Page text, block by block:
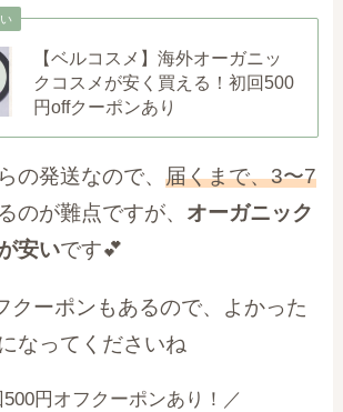
【ベルコスメ】海外オーガニッ
クコスメが安く買える！初回500
円offクーポンあり
の発送なので、届くまで、3〜7
のが難点ですが、 オーガニック
安いです💕
クーポンもあるので、よかった
なってくださいね
500円オフクーポンあり！／